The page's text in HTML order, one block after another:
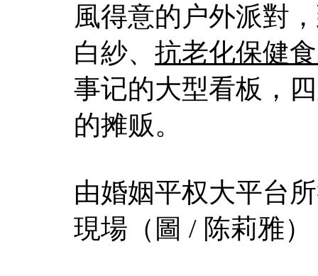
風得意的户外派對
白紗、 抗老化保健
事记的大型看板，
的摊贩。
由婚姻平权大平台
現場（圖 / 陈莉雅）